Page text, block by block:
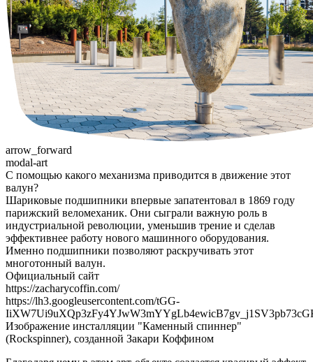
arrow_forward
modal-art
С помощью какого механизма приводится в движение этот
валун?
Шариковые подшипники впервые запатентовал в 1869 году
парижский веломеханик. Они сыграли важную роль в
индустриальной революции, уменьшив трение и сделав
эффективнее работу нового машинного оборудования.
Именно подшипники позволяют раскручивать этот
многотонный валун.
Официальный сайт
https://zacharycoffin.com/
https://lh3.googleusercontent.com/tGG-
Изображение инсталляции "Каменный спиннер"
(Rockspinner), созданной Закари Коффином